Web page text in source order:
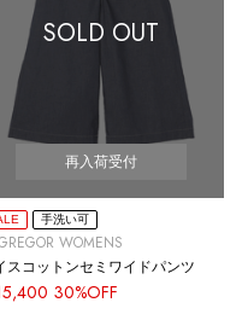
SOLD OUT
再入荷受付
手洗い可
WOMENS
スコットンセミワイドパンツ
30%OFF